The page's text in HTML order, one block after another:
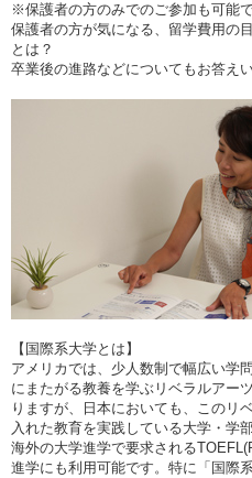
※保護者の方のみでのご参加も可能で
保護者の方が気になる、留学費用の
とは？
卒業後の進路などについてもお答えい
【国際系大学とは】
アメリカでは、少人数制で幅広い学
にまたがる教養を学ぶリベラルアー
りますが、日本においても、このリ
入れた教育を実践している大学・学
海外の大学進学で要求される
進学にも利用可能です。特に「国際